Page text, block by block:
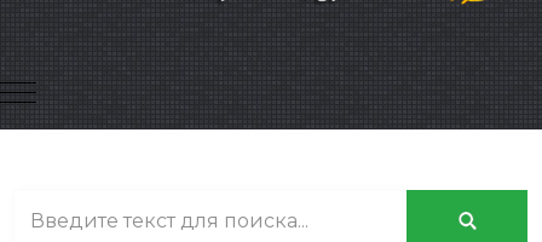
Mobile Menu Toggle